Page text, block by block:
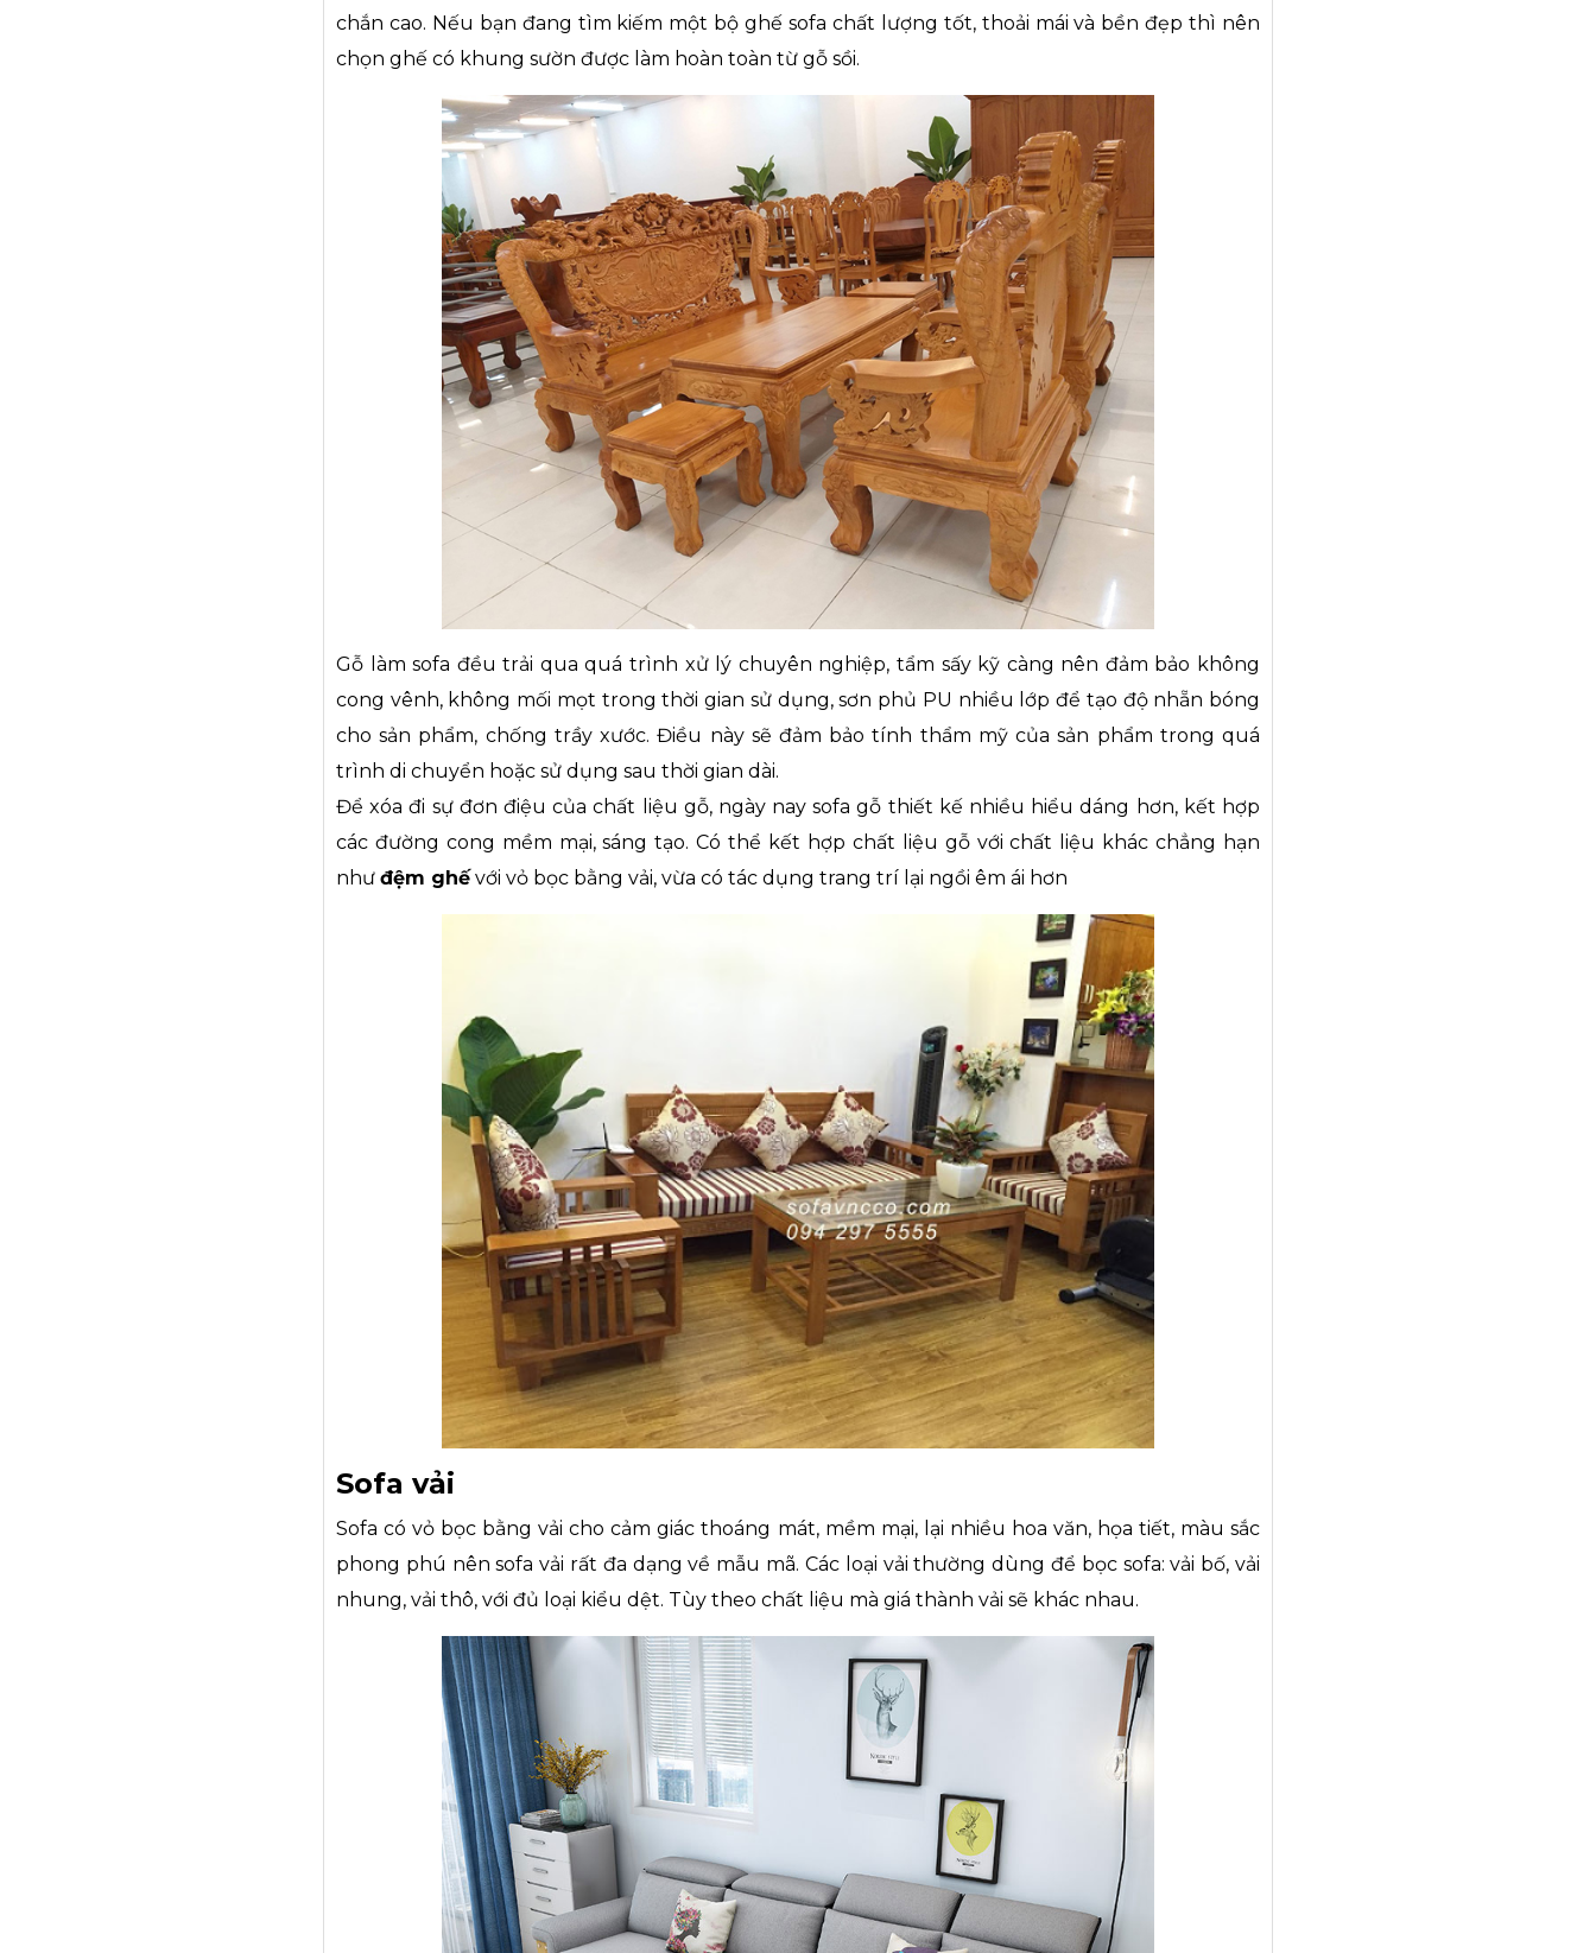
chắn cao. Nếu bạn đang tìm kiếm một bộ ghế sofa chất lượng tốt, thoải mái và bền đẹp thì nên
chọn ghế có khung sườn được làm hoàn toàn từ gỗ sồi.
Gỗ làm sofa đều trải qua quá trình xử lý chuyên nghiệp, tẩm sấy kỹ càng nên đảm bảo không
cong vênh, không mối mọt trong thời gian sử dụng, sơn phủ PU nhiều lớp để tạo độ nhẵn bóng
cho sản phẩm, chống trầy xước. Điều này sẽ đảm bảo tính thẩm mỹ của sản phẩm trong quá
trình di chuyển hoặc sử dụng sau thời gian dài.
Để xóa đi sự đơn điệu của chất liệu gỗ, ngày nay sofa gỗ thiết kế nhiều hiểu dáng hơn, kết hợp
các đường cong mềm mại, sáng tạo. Có thể kết hợp chất liệu gỗ với chất liệu khác chẳng hạn
như đệm ghế với vỏ bọc bằng vải, vừa có tác dụng trang trí lại ngồi êm ái hơn
Sofa vải
Sofa có vỏ bọc bằng vải cho cảm giác thoáng mát, mềm mại, lại nhiều hoa văn, họa tiết, màu sắc
phong phú nên sofa vải rất đa dạng về mẫu mã. Các loại vải thường dùng để bọc sofa: vải bố, vải
nhung, vải thô, với đủ loại kiểu dệt. Tùy theo chất liệu mà giá thành vải sẽ khác nhau.